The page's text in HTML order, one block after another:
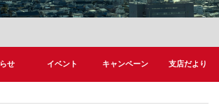
せ イベント キャンペーン 支店だより